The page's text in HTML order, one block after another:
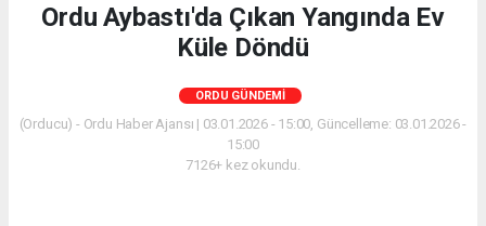
Ordu Aybastı'da Çıkan Yangında Ev
Küle Döndü
ORDU GÜNDEMI
(Orducu) - Ordu Haber Ajansı | 03.01.2026 - 15:00, Güncelleme: 03.01.2026 -
15:00
7126+ kez okundu.